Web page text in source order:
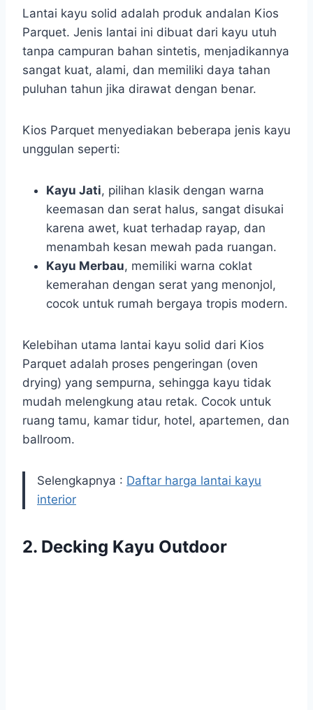
Lantai kayu solid adalah produk andalan Kios
Parquet. Jenis lantai ini dibuat dari kayu utuh
tanpa campuran bahan sintetis, menjadikannya
sangat kuat, alami, dan memiliki daya tahan
puluhan tahun jika dirawat dengan benar.
Kios Parquet menyediakan beberapa jenis kayu
unggulan seperti:
Kayu Jati, pilihan klasik dengan warna
keemasan dan serat halus, sangat disukai
karena awet, kuat terhadap rayap, dan
menambah kesan mewah pada ruangan.
Kayu Merbau, memiliki warna coklat
kemerahan dengan serat yang menonjol,
cocok untuk rumah bergaya tropis modern.
Kelebihan utama lantai kayu solid dari Kios
Parquet adalah proses pengeringan (oven
drying) yang sempurna, sehingga kayu tidak
mudah melengkung atau retak. Cocok untuk
ruang tamu, kamar tidur, hotel, apartemen, dan
ballroom.
Selengkapnya : Daftar harga lantai kayu
interior
2. Decking Kayu Outdoor